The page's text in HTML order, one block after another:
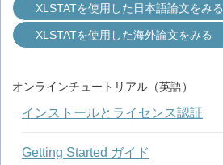
XLSTATを使用した日本語論文をみる
XLSTATを使用した海外論文をみる
オンラインチュートリアル（英語）
インストールとライセンス認証
Getting Started ガイド